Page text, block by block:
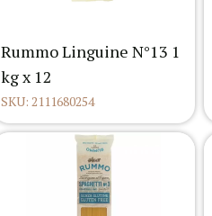
Rummo Linguine N°13 1
kg x 12
SKU: 2111680254